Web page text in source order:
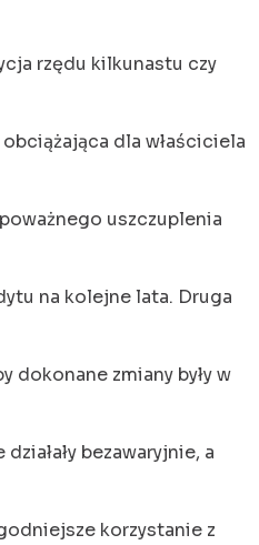
rzędu kilkunastu czy
dla właściciela
uszczuplenia
na kolejne lata. Druga
dokonane zmiany były w
bezawaryjnie, a
korzystanie z